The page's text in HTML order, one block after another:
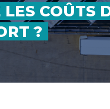
LES COÛTS
?